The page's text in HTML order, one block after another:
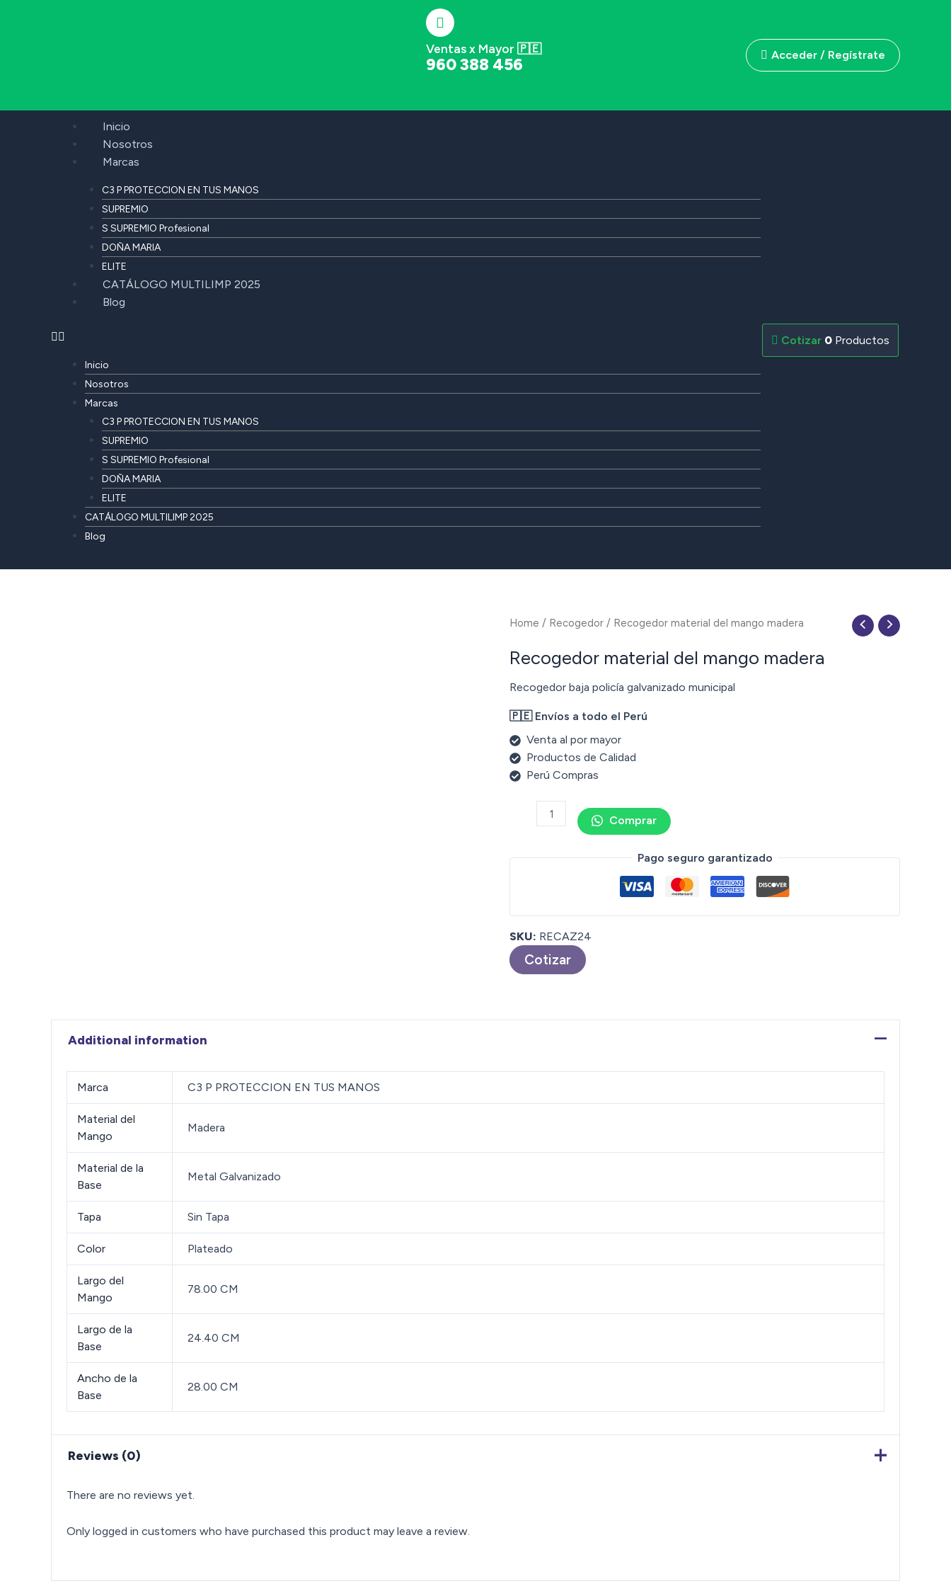
Ventas x Mayor 🇵🇪
960 388 456 Acceder / Regístrate
Inicio
Nosotros
Marcas
C3 P PROTECCION EN TUS MANOS
SUPREMIO
S SUPREMIO Profesional
DOÑA MARIA
ELITE
CATÁLOGO MULTILIMP 2025
Blog
Inicio
Nosotros
Marcas
C3 P PROTECCION EN TUS MANOS
SUPREMIO
S SUPREMIO Profesional
DOÑA MARIA
ELITE
CATÁLOGO MULTILIMP 2025
Blog
0 Productos
Home / Recogedor / Recogedor material del mango madera
Recogedor material del mango madera
Recogedor baja policía galvanizado municipal
🇵🇪 Envíos a todo el Perú
Venta al por mayor
Productos de Calidad
Perú Compras
Comprar
Pago seguro garantizado
SKU: RECAZ24
Cotizar
Additional information
Marca C3 P PROTECCION EN TUS MANOS
Material del
Mango
Madera
Material de la
Base
Metal Galvanizado
Tapa Sin Tapa
Color Plateado
Largo del
Mango
78.00 CM
Largo de la
Base
24.40 CM
Ancho de la
Base
28.00 CM
Reviews (0)
There are no reviews yet.
Only logged in customers who have purchased this product may leave a review.